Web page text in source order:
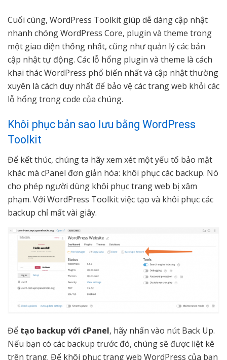
Cuối cùng, WordPress Toolkit giúp dễ dàng cập nhật
nhanh chóng WordPress Core, plugin và theme trong
một giao diện thống nhất, cũng như quản lý các bản
cập nhật tự động. Các lỗ hổng plugin và theme là cách
khai thác WordPress phổ biến nhất và cập nhật thường
xuyên là cách duy nhất để bảo vệ các trang web khỏi các
lỗ hổng trong code của chúng.
Khôi phục bản sao lưu bằng WordPress
Toolkit
Để kết thúc, chúng ta hãy xem xét một yếu tố bảo mật
khác mà cPanel đơn giản hóa: khôi phục các backup. Nó
cho phép người dùng khôi phục trang web bị xâm
phạm. Với WordPress Toolkit việc tạo và khôi phục các
backup chỉ mất vài giây.
Để tạo backup với cPanel, hãy nhấn vào nút Back Up.
Nếu bạn có các backup trước đó, chúng sẽ được liệt kê
trên trang. Để khôi phục trang web WordPress của bạn